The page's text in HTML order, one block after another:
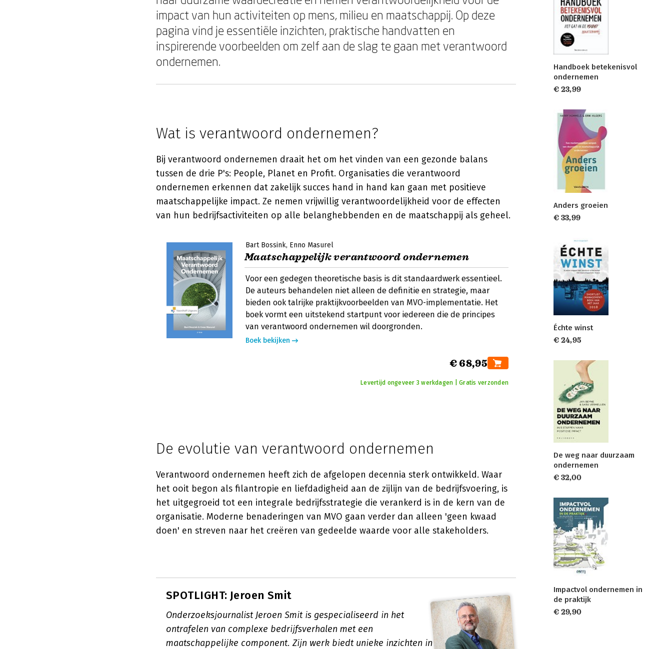
impact van hun activiteiten op mens, milieu en maatschappij. Op deze
pagina vind je essentiële inzichten, praktische handvatten en
inspirerende voorbeelden om zelf aan de slag te gaan met verantwoord
ondernemen.
Wat is verantwoord ondernemen?
Bij verantwoord ondernemen draait het om het vinden van een gezonde balans
tussen de drie P's: People, Planet en Profit. Organisaties die verantwoord
ondernemen erkennen dat zakelijk succes hand in hand kan gaan met positieve
maatschappelijke impact. Ze nemen vrijwillig verantwoordelijkheid voor de effecten
van hun bedrijfsactiviteiten op alle belanghebbenden en de maatschappij als geheel.
Bart Bossink Enno Masurel
Maatschappelijk verantwoord ondernemen
Voor een gedegen theoretische basis is dit standaardwerk essentieel.
De auteurs behandelen niet alleen de definitie en strategie, maar
bieden ook talrijke praktijkvoorbeelden van MVO-implementatie. Het
boek vormt een uitstekend startpunt voor iedereen die de principes
van verantwoord ondernemen wil doorgronden.
Boek bekijken
€ 68,95
Levertijd ongeveer 3 werkdagen | Gratis verzonden
De evolutie van verantwoord ondernemen
Verantwoord ondernemen heeft zich de afgelopen decennia sterk ontwikkeld. Waar
het ooit begon als filantropie en liefdadigheid aan de zijlijn van de bedrijfsvoering, is
het uitgegroeid tot een integrale bedrijfsstrategie die verankerd is in de kern van de
organisatie. Moderne benaderingen van MVO gaan verder dan alleen 'geen kwaad
doen' en streven naar het creëren van gedeelde waarde voor alle stakeholders.
SPOTLIGHT: Jeroen Smit
Onderzoeksjournalist Jeroen Smit is gespecialiseerd in het
ontrafelen van complexe bedrijfsverhalen met een
maatschappelijke component. Zijn werk biedt unieke inzichten in
Handboek betekenisvol
ondernemen
€ 23,99
Anders groeien
€ 33,99
Échte winst
€ 24,95
De weg naar duurzaam
ondernemen
€ 32,00
Impactvol ondernemen in
de praktijk
€ 29,90